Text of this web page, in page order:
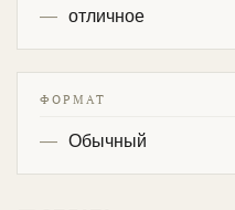
отличное
ФОРМАТ
Обычный